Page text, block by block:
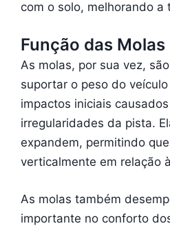
com o solo, melhorando a
Função das Molas
As molas, por sua vez,
suportar o peso do
impactos iniciais
irregularidades da pista.
expandem, permitindo
verticalmente em relação
As molas também
importante no conforto